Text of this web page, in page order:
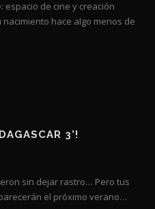
espacio de cine y creación
hace algo menos de
3’!
sin dejar rastro… Pero tus
el próximo verano…